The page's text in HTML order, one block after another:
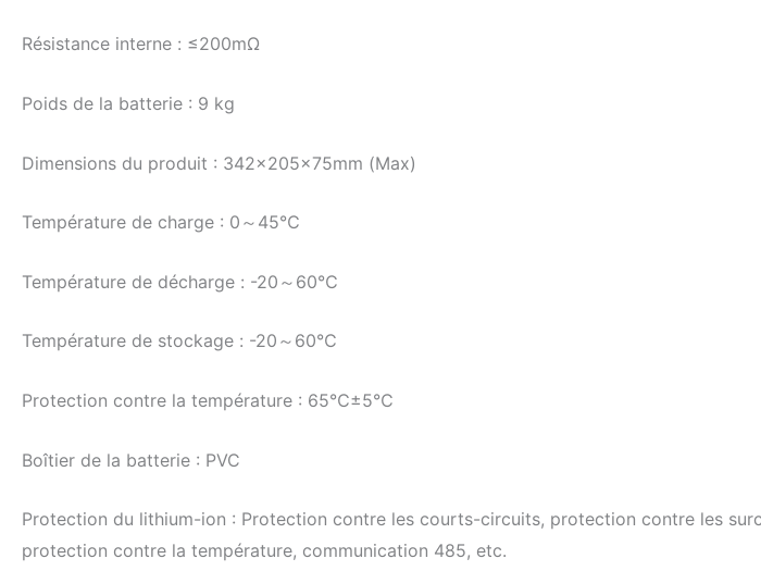
Résistance interne : ≤200mΩ
Poids de la batterie : 9 kg
Dimensions du produit : 342×205×75mm (Max)
Température de charge : 0～45℃
Température de décharge : -20～60℃
Température de stockage : -20～60℃
Protection contre la température : 65℃±5℃
Boîtier de la batterie : PVC
Protection du lithium-ion : Protection contre les courts-circuits, protection contre les
protection contre la température, communication 485, etc.